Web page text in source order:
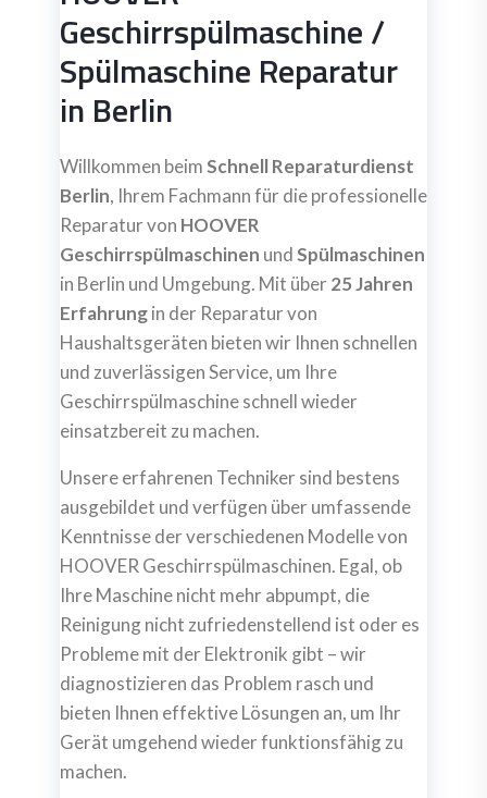
Geschirrspülmaschine /
Spülmaschine Reparatur
in Berlin
Willkommen beimSchnell Reparaturdienst
Berlin, Ihrem Fachmann für die professionelle
Reparatur von HOOVER
Geschirrspülmaschinen undSpülmaschinen
in Berlin und Umgebung. Mit über25 Jahren
Erfahrungin der Reparatur von
Haushaltsgeräten bieten wir Ihnen schnellen
und zuverlässigen Service, um Ihre
Geschirrspülmaschine schnell wieder
einsatzbereit zu machen.
Unsere erfahrenen Techniker sind bestens
ausgebildet und verfügen über umfassende
Kenntnisse der verschiedenen Modelle von
HOOVER Geschirrspülmaschinen. Egal, ob
Ihre Maschine nicht mehr abpumpt, die
Reinigung nicht zufriedenstellend ist oder es
Probleme mit der Elektronik gibt – wir
diagnostizieren das Problem rasch und
bieten Ihnen effektive Lösungen an, um Ihr
Gerät umgehend wieder funktionsfähig zu
machen.